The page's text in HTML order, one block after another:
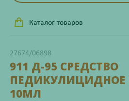
Каталог товаров
27674/06898
911 Д-95 СРЕДСТВО
ПЕДИКУЛИЦИДНОЕ
10МЛ